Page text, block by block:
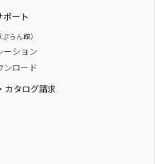
ポート
（ぷらん館）
ーション
ンロード
カタログ請求